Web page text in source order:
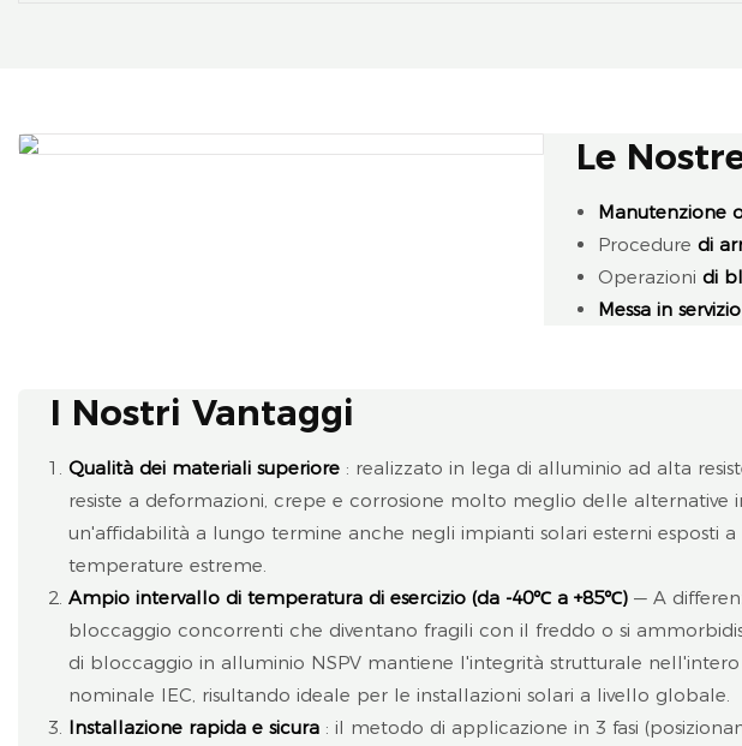
Le
Manutenzione
Procedure di
Operazioni di
Messa in
I Nostri Vantaggi
Qualità dei materiali superiore: realizzato in lega di alluminio ad alta
resiste a deformazioni, crepe e corrosione molto meglio delle alternative
un'affidabilità a lungo termine anche negli impianti solari esterni esposti a
temperature estreme.
Ampio intervallo di temperatura di esercizio (da -40℃ a +85℃)— A
bloccaggio concorrenti che diventano fragili con il freddo o si
di bloccaggio in alluminio NSPV mantiene l'integrità strutturale
nominale IEC, risultando ideale per le installazioni solari a livello globale.
Installazione rapida e sicura: il metodo di applicazione in 3 fasi